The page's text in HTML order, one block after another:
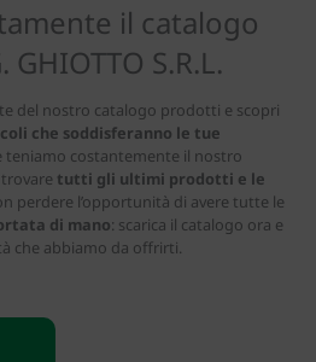
il catalogo
S.R.L.
del nostro catalogo prodotti e scopri
che soddisferanno le tue
teniamo costantemente il nostro
tutti gli ultimi prodotti e le
perdere l’opportunità di avere tutte le
di mano: scarica il catalogo ora e
che abbiamo da offrirti.